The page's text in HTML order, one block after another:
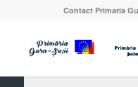
Contact Primaria